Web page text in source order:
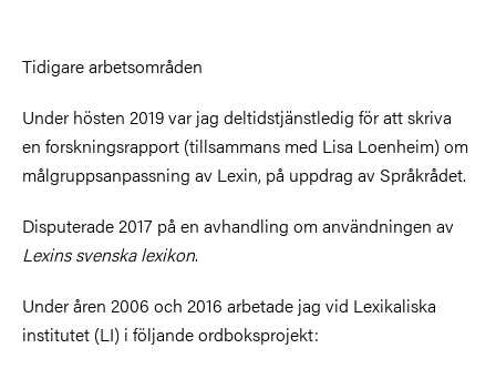
Tidigare arbetsområden
Under hösten 2019 var jag deltidstjänstledig för att skriva
en forskningsrapport (tillsammans med Lisa Loenheim) om
målgruppsanpassning av Lexin, på uppdrag av Språkrådet.
Disputerade 2017 på en avhandling om användningen av
Lexins svenska lexikon.
Under åren 2006 och 2016 arbetade jag vid Lexikaliska
institutet (LI) i följande ordboksprojekt: